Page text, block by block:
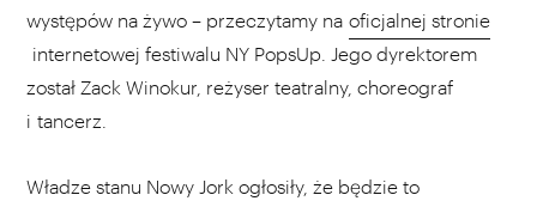
występów na żywo – przeczytamy na oficjalnej stronie
internetowej festiwalu NY PopsUp. Jego dyrektorem
został Zack Winokur, reżyser teatralny, choreograf
i tancerz.
Władze stanu Nowy Jork ogłosiły, że będzie to